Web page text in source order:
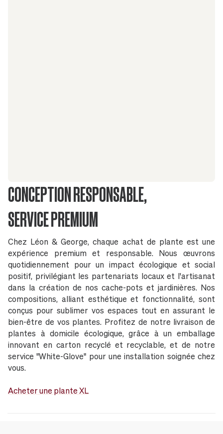
CONCEPTION RESPONSABLE,
SERVICE PREMIUM
Chez Léon & George, chaque achat de plante est une
expérience premium et responsable. Nous œuvrons
quotidiennement pour un impact écologique et social
positif, privilégiant les partenariats locaux et l'artisanat
dans la création de nos cache-pots et jardinières. Nos
compositions, alliant esthétique et fonctionnalité, sont
conçus pour sublimer vos espaces tout en assurant le
bien-être de vos plantes. Profitez de notre livraison de
plantes à domicile écologique, grâce à un emballage
innovant en carton recyclé et recyclable, et de notre
service "White-Glove" pour une installation soignée chez
vous.
Acheter une plante XL